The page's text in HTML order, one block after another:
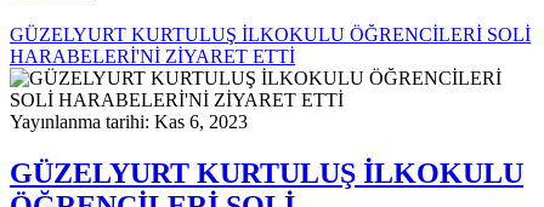
GÜZELYURT KURTULUŞ İLKOKULU ÖĞRENCİLERİ SOLİ
HARABELERİ'Nİ ZİYARET ETTİ
Yayınlanma tarihi: Kas 6, 2023
GÜZELYURT KURTULUŞ İLKOKULU